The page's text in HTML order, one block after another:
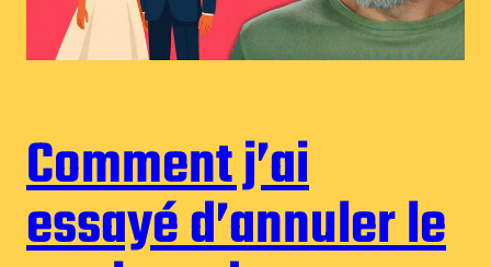
Comment j’ai
essayé d’annuler le